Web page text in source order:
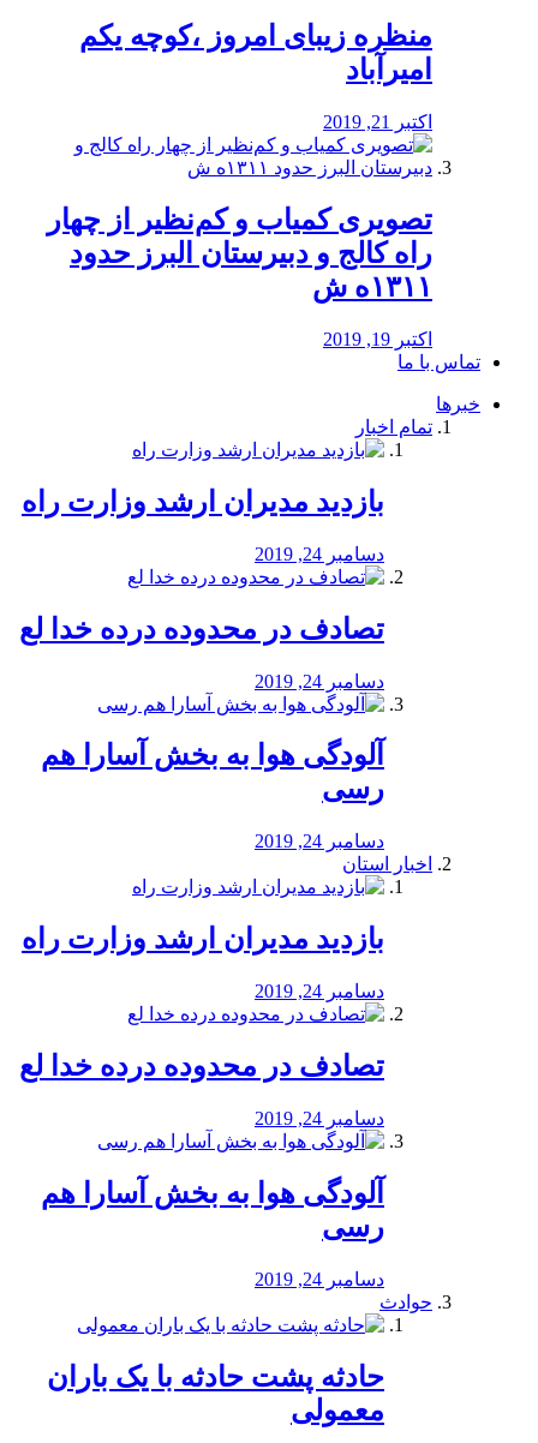
منظره‌‌ زیبای امروز ،کوچه یکم
امیرآباد
اکتبر 21, 2019
️تصویری کمیاب و کم‌نظیر از چهار
راه كالج و دبيرستان البرز حدود
۱۳۱۱ه ش
اکتبر 19, 2019
تماس با ما
خبرها
تمام اخبار
بازدید مدیران ارشد وزارت راه
دسامبر 24, 2019
تصادف در محدوده درده خدا لع
دسامبر 24, 2019
آلودگی هوا به بخش آسارا هم
رسی
دسامبر 24, 2019
اخبار استان
بازدید مدیران ارشد وزارت راه
دسامبر 24, 2019
تصادف در محدوده درده خدا لع
دسامبر 24, 2019
آلودگی هوا به بخش آسارا هم
رسی
دسامبر 24, 2019
حوادث
️حادثه پشت حادثه با یک باران
معمولی